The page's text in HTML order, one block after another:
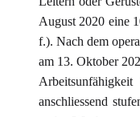
August 2020 eine
f.). Nach dem
am 13. Oktober
anschliessend